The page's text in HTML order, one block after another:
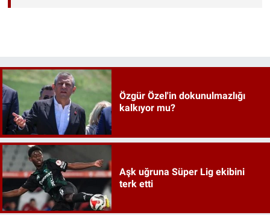
Özgür Özel'in dokunulmazlığı
kalkıyor mu?
Aşk uğruna Süper Lig ekibini
terk etti